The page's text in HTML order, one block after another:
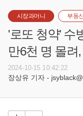
시장과머니 부동
'로또 청약' 수
만6천 명 몰려
2024-10-15 10:42:22
장상유 기자 -